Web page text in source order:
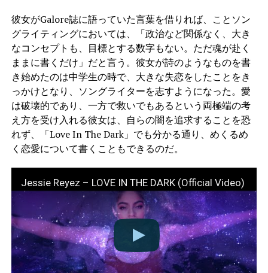
彼女がGalore誌に語っていた言葉を借りれば、ことソン
グライティングにおいては、「政治など関係なく、大き
なコンセプトも、目標とする数字もない。ただ魂が赴く
ままに書くだけ」だと言う。彼女が詩のようなものを書
き始めたのは中学生の時で、大きな失恋をしたことをき
っかけとなり、ソングライターを志すようになった。愛
は破壊的であり、一方で救いでもあるという両極端の考
え方を受け入れる彼女は、自らの闇を追求することを恐
れず、「Love In The Dark」でも分かる通り、めくるめ
く恋愛について書くこともできるのだ。
Jessie Reyez – LOVE IN THE DARK (Official Video)